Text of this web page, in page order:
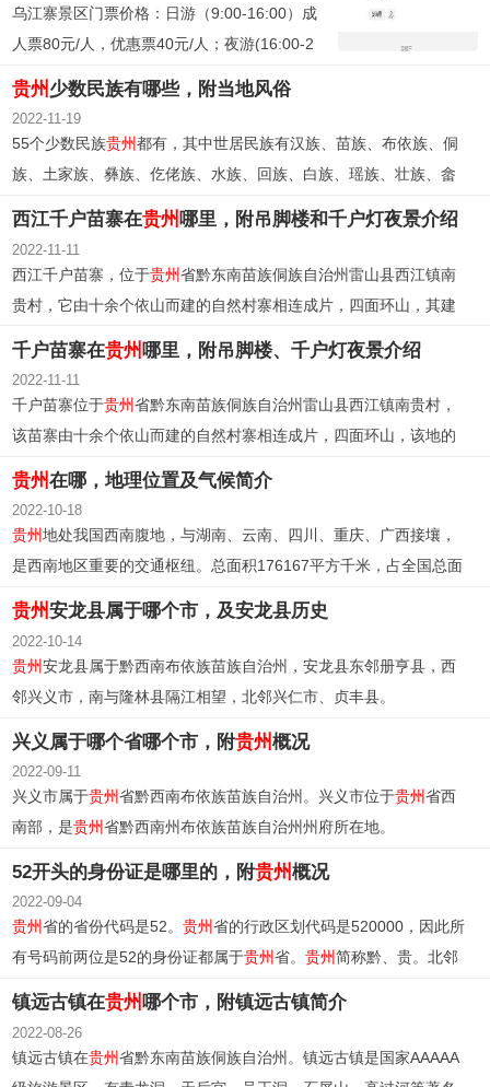
乌江寨景区门票价格：日游（9:00-16:00）成
人票80元/人，优惠票40元/人；夜游(16:00-2
贵州 少数民族有哪些，附当地风俗
2022-11-19
55个少数民族贵州都有，其中世居民族有汉族、苗族、布依族、侗
族、土家族、彝族、仡佬族、水族、回族、白族、瑶族、壮族、畲
族、毛南族、满族、蒙古族、仫佬族、羌族等18个民族。
西江千户苗寨在贵州哪里，附吊脚楼和千户灯夜景介绍
2022-11-11
西江千户苗寨，位于贵州省黔东南苗族侗族自治州雷山县西江镇南
贵村，它由十余个依山而建的自然村寨相连成片，四面环山，其建
千户苗寨在贵州 哪里，附吊脚楼、千户灯夜景介绍
2022-11-11
千户苗寨位于贵州省黔东南苗族侗族自治州雷山县西江镇南贵村，
该苗寨由十余个依山而建的自然村寨相连成片，四面环山，该地的
贵州在哪，地理位置及气候简介
2022-10-18
贵州地处我国西南腹地，与湖南、云南、四川、重庆、广西接壤，
是西南地区重要的交通枢纽。总面积176167平方千米，占全国总面
积的1.8%
贵州安龙县属于哪个市，及安龙县历史
2022-10-14
贵州安龙县属于黔西南布依族苗族自治州，安龙县东邻册亨县，西
邻兴义市，南与隆林县隔江相望，北邻兴仁市、贞丰县。
兴义属于哪个省哪个市，附贵州概况
2022-09-11
兴义市属于贵州省黔西南布依族苗族自治州。兴义市位于贵州省西
南部，是贵州省黔西南州布依族苗族自治州州府所在地。
52开头的身份证是哪里的，附贵州概况
2022-09-04
贵州省的省份代码是52。贵州省的行政区划代码是520000，因此所
有号码前两位是52的身份证都属于贵州省。贵州简称黔、贵。北邻
四川，南接广西，东界湖南，西连云南，位于长江和珠江两大水系
镇远古镇在贵州哪个市，附镇远古镇简介
2022-08-26
镇远古镇在贵州省黔东南苗族侗族自治州。镇远古镇是国家AAAAA